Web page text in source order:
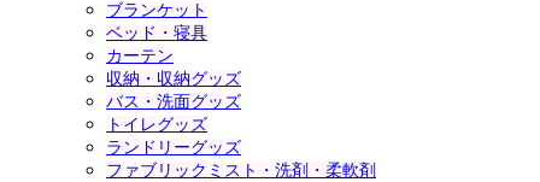
ブランケット
ベッド・寝具
カーテン
収納・収納グッズ
バス・洗面グッズ
トイレグッズ
ランドリーグッズ
ファブリックミスト・洗剤・柔軟剤